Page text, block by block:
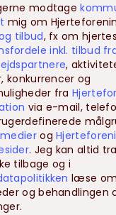
modtage
mig om
tilbud, fx om
inkl. tilbud
,
konkurrencer og
fra
via e-mail,
og
. Jeg kan altid
tilbage og i
læse
og behandlingen